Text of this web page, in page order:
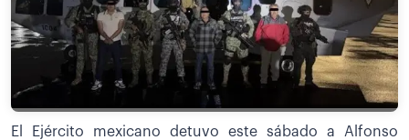
El Ejército mexicano detuvo este sábado a Alfonso